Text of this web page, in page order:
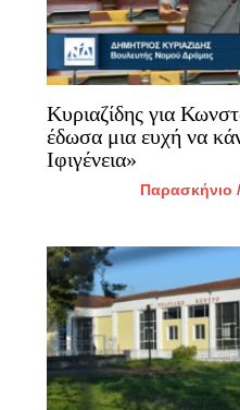
Κυριαζίδης για
έδωσα μια ευχή να
Ιφιγένεια»
Παρασκήνιο /